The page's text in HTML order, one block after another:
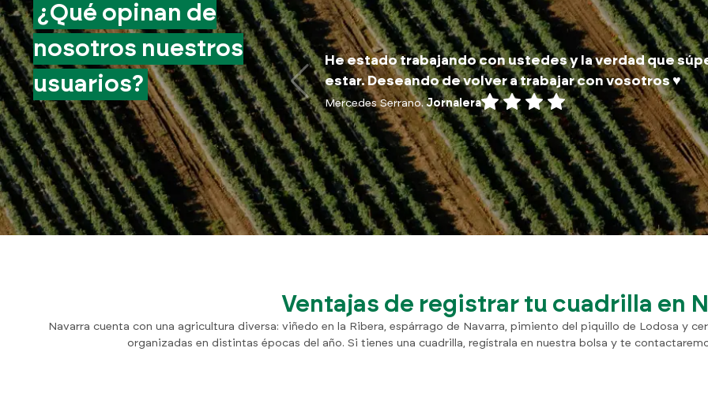
¿Qué opinan de
nosotros nuestros
usuarios?
He estado trabajando con ustedes y la verdad que
estar. Deseando de volver a trabajar con vosotros ♥️
Mercedes Serrano.Jornalera
Ventajas de registrar tu cuadrilla en
Navarra cuenta con una agricultura diversa: viñedo en la Ribera, espárrago de Navarra, pimiento del piquillo de Lodosa y
organizadas en distintas épocas del año. Si tienes una cuadrilla, regístrala en nuestra bolsa y te